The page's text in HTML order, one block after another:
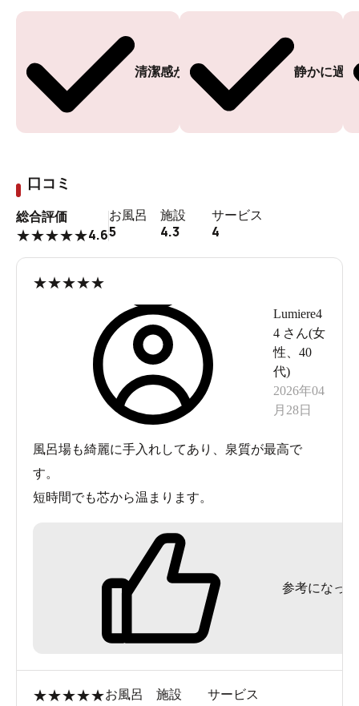
清潔感がある 静かに過
口コミ
総合評価
★★★★★4.6
お風呂
5
施設
4.3
サービス
4
★★★★★
Lumiere4
4 さん(女
性
40
代)
2026年04
月28日
風呂場も綺麗に手入れしてあり、泉質が最高で
す。
短時間でも芯から温まります。
参考になった
★★★★★お風呂 施設 サービス